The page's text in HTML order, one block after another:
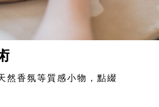
然香氛等質感小物，點綴